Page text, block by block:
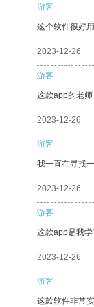
游客
这个软件很好用
2023-12-26
游客
这款app的老师
2023-12-26
游客
我一直在寻找
2023-12-26
游客
这款app是我学
2023-12-26
游客
这款软件非常